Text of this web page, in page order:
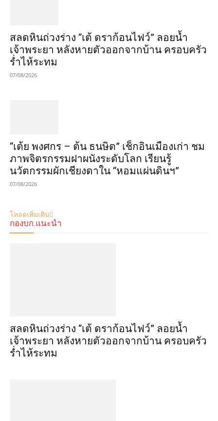
สลดหินถ่วงร่าง “เต้ ดราก้อนไฟว์” ลอยน้ำ
เจ้าพระยา หลังหายตัวออกจากบ้าน ครอบครัว
ร่ำไห้ระทม
07/08/2026
“เต้ย พงศกร – ต้น ธนษิต” เช็กอินเมืองเก่า ชม
ภาพจิตรกรรมฝาผนังระดับโลก เรียนรู้
นวัตกรรมผักเชียงดาใน “หอมแผ่นดินฯ”
07/08/2026
โหลดเพิ่มเติม
กองบก.แนะนำ
สลดหินถ่วงร่าง “เต้ ดราก้อนไฟว์” ลอยน้ำ
เจ้าพระยา หลังหายตัวออกจากบ้าน ครอบครัว
ร่ำไห้ระทม